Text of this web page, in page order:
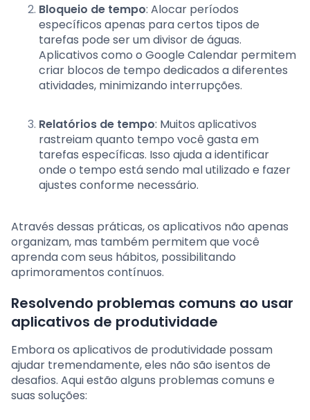
Bloqueio de tempo: Alocar períodos
específicos apenas para certos tipos de
tarefas pode ser um divisor de águas.
Aplicativos como o Google Calendar permitem
criar blocos de tempo dedicados a diferentes
atividades, minimizando interrupções.
Relatórios de tempo: Muitos aplicativos
rastreiam quanto tempo você gasta em
tarefas específicas. Isso ajuda a identificar
onde o tempo está sendo mal utilizado e fazer
ajustes conforme necessário.
Através dessas práticas, os aplicativos não apenas
organizam, mas também permitem que você
aprenda com seus hábitos, possibilitando
aprimoramentos contínuos.
Resolvendo problemas comuns ao usar
aplicativos de produtividade
Embora os aplicativos de produtividade possam
ajudar tremendamente, eles não são isentos de
desafios. Aqui estão alguns problemas comuns e
suas soluções: